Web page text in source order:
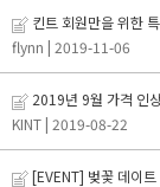
킨트 회원만을 위한
flynn | 2019-11-06
2019년 9월 가격 인
KINT | 2019-08-22
[EVENT] 벚꽃 데이